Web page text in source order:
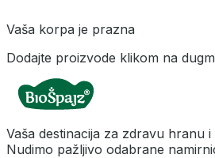
Vaša korpa je prazna
Dodajte proizvode klikom na
Vaša destinacija za zdravu hranu
Nudimo pažljivo odabrane